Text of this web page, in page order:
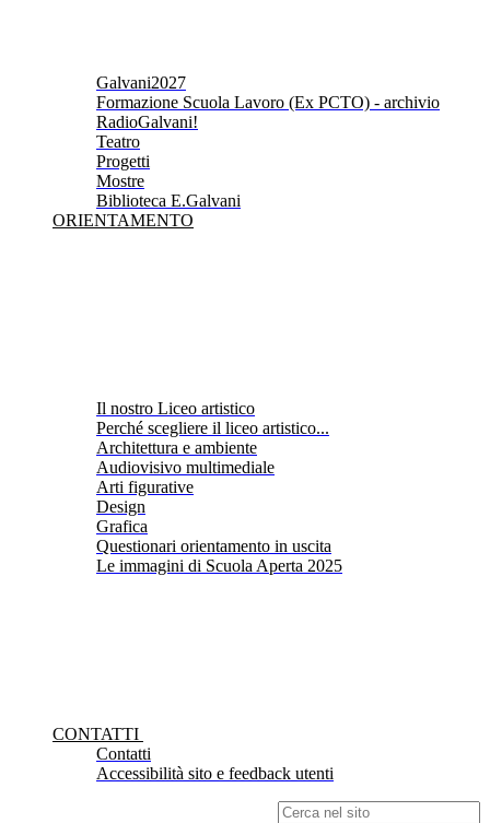
Galvani2027
Formazione Scuola Lavoro (Ex PCTO) - archivio
RadioGalvani!
Teatro
Progetti
Mostre
Biblioteca E.Galvani
ORIENTAMENTO
Il nostro Liceo artistico
Perché scegliere il liceo artistico...
Architettura e ambiente
Audiovisivo multimediale
Arti figurative
Design
Grafica
Questionari orientamento in uscita
Le immagini di Scuola Aperta 2025
CONTATTI
Contatti
Accessibilità sito e feedback utenti